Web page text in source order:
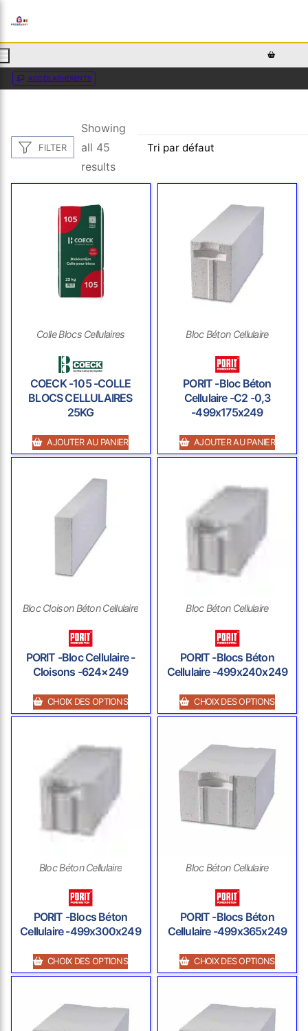
ACCÈS ADHÉRENTS
FILTER
Showing
all 45
results
Colle Blocs Cellulaires
COECK -105 -COLLE
BLOCS CELLULAIRES
25KG
AJOUTER AU PANIER
Bloc Béton Cellulaire
PORIT -Bloc Béton
Cellulaire -C2 -0,3
-499x175x249
AJOUTER AU PANIER
Bloc Cloison Béton Cellulaire
PORIT -Bloc Cellulaire -
Cloisons -624×249
CHOIX DES OPTIONS
Bloc Béton Cellulaire
PORIT -Blocs Béton
Cellulaire -499x240x249
CHOIX DES OPTIONS
Bloc Béton Cellulaire
PORIT -Blocs Béton
Cellulaire -499x300x249
CHOIX DES OPTIONS
Bloc Béton Cellulaire
PORIT -Blocs Béton
Cellulaire -499x365x249
CHOIX DES OPTIONS